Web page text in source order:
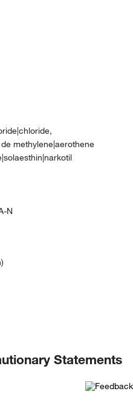
methylene|aerothene
N
Statements